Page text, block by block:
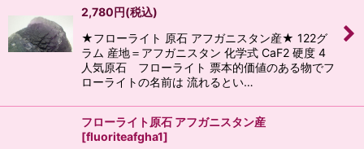
2,780円(税込)
★フローライト 原石 アフガニスタン産★ 122グ
ラム 産地＝アフガニスタン 化学式 CaF2 硬度 4
人気原石 フローライト 票本的価値のある物でフ
ローライトの名前は 流れるとい…
フローライト原石 アフガニスタン産
[fluoriteafgha1]